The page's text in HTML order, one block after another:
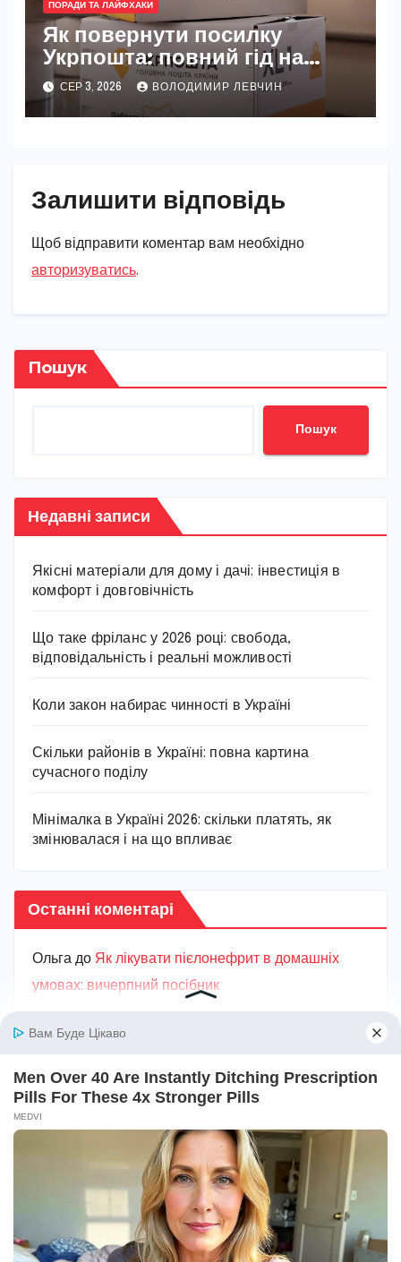
ПОРАДИ ТА ЛАЙФХАКИ
Як повернути посилку
Укрпошта: повний гід на
2026 рік
СЕР 3, 2026 ВОЛОДИМИР ЛЕВЧИН
Залишити відповідь
Щоб відправити коментар вам необхідно
авторизуватись.
Пошук
Пошук
Недавні записи
Якісні матеріали для дому і дачі: інвестиція в
комфорт і довговічність
Що таке фріланс у 2026 році: свобода,
відповідальність і реальні можливості
Коли закон набирає чинності в Україні
Скільки районів в Україні: повна картина
сучасного поділу
Мінімалка в Україні 2026: скільки платять, як
змінювалася і на що впливає
Останні коментарі
Ольга до Як лікувати пієлонефрит в домашніх
умовах: вичерпний посібник
Марiя до Як проявляється цистит: основні
Карина доЯк швидко вилікувати цистит в
домашніх умовах: ефективні кроки для
доВід чого з’являється пісок у нирках:
головні причини та ризики
КаринадоЯк лікувати пієлонефрит в домашніх